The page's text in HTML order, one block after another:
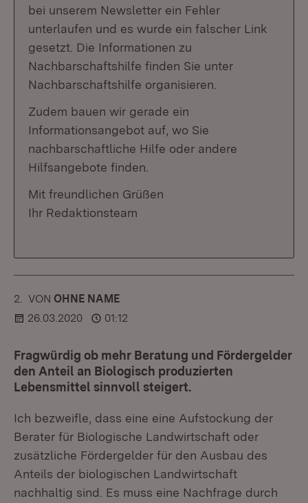
bei unserem Newsletter ein Fehler
unterlaufen und es wurde ein falscher Link
gesetzt. Die Informationen zu
Nachbarschaftshilfe finden Sie unter
Nachbarschaftshilfe organisieren.
Zudem bauen wir gerade ein
Informationsangebot auf, wo Sie
nachbarschaftliche Hilfe oder andere
Hilfsangebote finden.
Mit freundlichen Grüßen
Ihr Redaktionsteam
2. KOMMENTAR
VON :OHNE NAME
26.03.2020
01:12
Fragwürdig ob mehr Beratung und Fördergelder
den Anteil an Biologisch produzierten
Lebensmittel sinnvoll steigert.
Ich bezweifle, dass eine eine Aufstockung der
Berater für Biologische Landwirtschaft oder
zusätzliche Fördergelder für den Ausbau des
Anteils der biologischen Landwirtschaft
nachhaltig sind. Es muss eine Nachfrage durch